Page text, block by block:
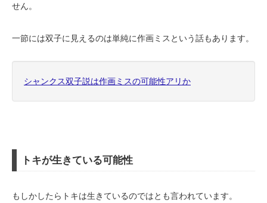
せん。
一節には双子に見えるのは単純に作画ミスという話もあります。
シャンクス双子説は作画ミスの可能性アリか
トキが生きている可能性
もしかしたらトキは生きているのではとも言われています。